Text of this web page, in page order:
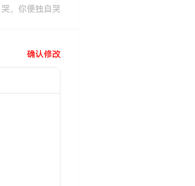
，你便独自哭
确认修改